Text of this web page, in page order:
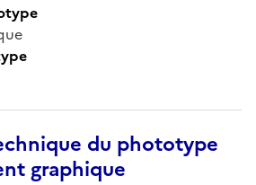
du phototype
graphique